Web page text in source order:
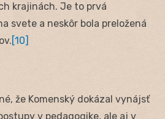
krajinách. Je to prvá
svete a neskôr bola preložená
[10]
že Komenský dokázal vynájsť
v pedagogike, ale aj v